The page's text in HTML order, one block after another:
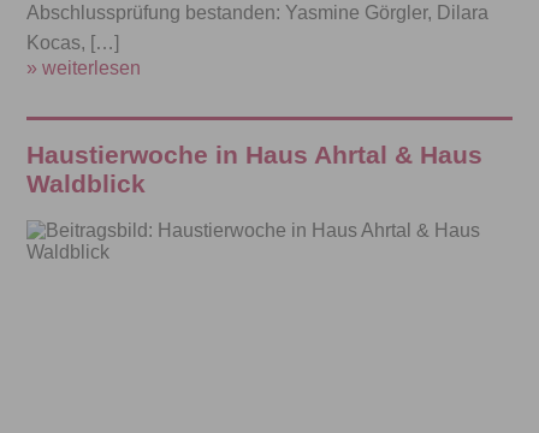
Abschlussprüfung bestanden: Yasmine Görgler, Dilara
Kocas, […]
» weiterlesen
Haustierwoche in Haus Ahrtal & Haus
Waldblick